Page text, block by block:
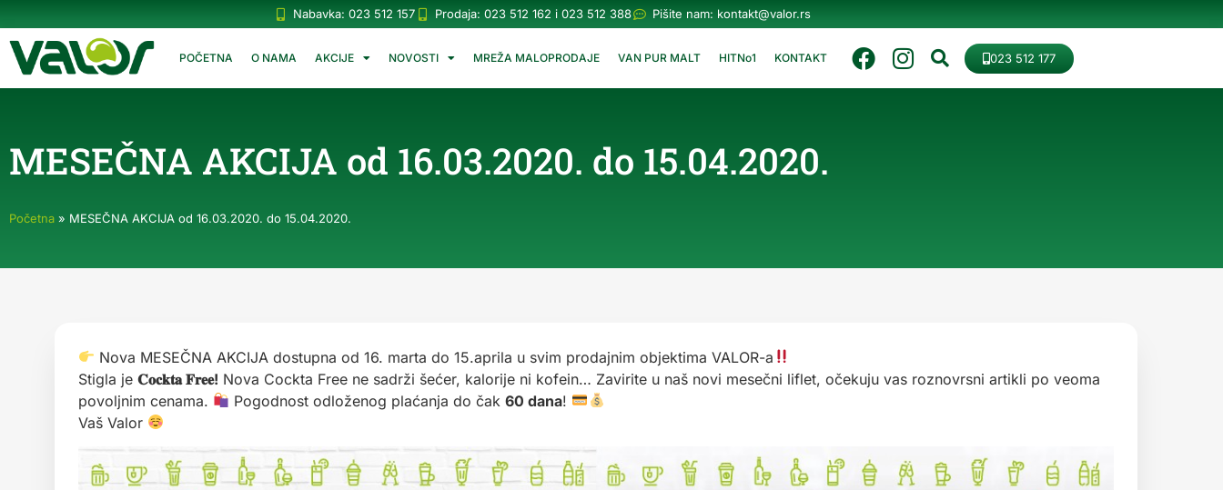
Nabavka: 023 512 157 Prodaja: 023 512 162 i 023 512 388 Pišite nam: kontakt@valor.rs
POČETNA O NAMA AKCIJE NOVOSTI MREŽA MALOPRODAJE VAN PUR MALT HITNo1 KONTAKT 023 512 177
MESEČNA AKCIJA od 16.03.2020. do 15.04.2020.
Početna » MESEČNA AKCIJA od 16.03.2020. do 15.04.2020.
Nova MESEČNA AKCIJA dostupna od 16. marta do 15.aprila u svim prodajnim objektima VALOR-a
Stigla je 𝐂𝐨𝐜𝐤𝐭𝐚 𝐅𝐫𝐞𝐞! Nova Cockta Free ne sadrži šećer, kalorije ni kofein… Zavirite u naš novi mesečni liflet, očekuju vas roznovrsni artikli po veoma
povoljnim cenama.
Pogodnost odloženog plaćanja do čak60 dana!
Vaš Valor